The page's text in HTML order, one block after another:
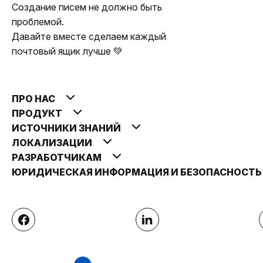
Создание писем не должно быть
проблемой.
Давайте вместе сделаем каждый
почтовый ящик лучше 💚
ПРО НАС
ПРОДУКТ
ИСТОЧНИКИ ЗНАНИЙ
ЛОКАЛИЗАЦИИ
РАЗРАБОТЧИКАМ
ЮРИДИЧЕСКАЯ ИНФОРМАЦИЯ И БЕЗОПАСНОСТЬ